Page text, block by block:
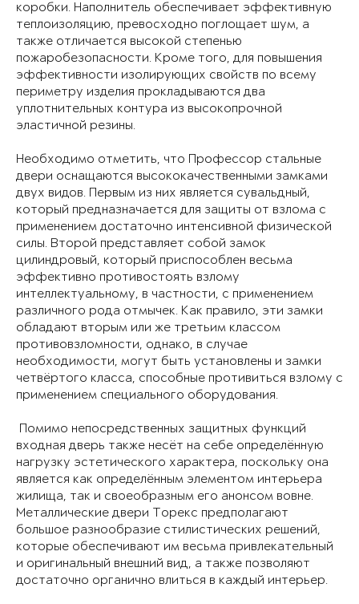
коробки. Наполнитель обеспечивает эффективную
теплоизоляцию, превосходно поглощает шум, а
также отличается высокой степенью
пожаробезопасности. Кроме того, для повышения
эффективности изолирующих свойств по всему
периметру изделия прокладываются два
уплотнительных контура из высокопрочной
эластичной резины.
Необходимо отметить, что Профессор стальные
двери оснащаются высококачественными замками
двух видов. Первым из них является сувальдный,
который предназначается для защиты от взлома с
применением достаточно интенсивной физической
силы. Второй представляет собой замок
цилиндровый, который приспособлен весьма
эффективно противостоять взлому
интеллектуальному, в частности, с применением
различного рода отмычек. Как правило, эти замки
обладают вторым или же третьим классом
противовзломности, однако, в случае
необходимости, могут быть установлены и замки
четвёртого класса, способные противиться взлому с
применением специального оборудования.
Помимо непосредственных защитных функций
входная дверь также несёт на себе определённую
нагрузку эстетического характера, поскольку она
является как определённым элементом интерьера
жилища, так и своеобразным его анонсом вовне.
Металлические двери Торекс предполагают
большое разнообразие стилистических решений,
которые обеспечивают им весьма привлекательный
и оригинальный внешний вид, а также позволяют
достаточно органично влиться в каждый интерьер.